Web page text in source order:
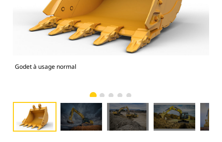
Godet à usage normal